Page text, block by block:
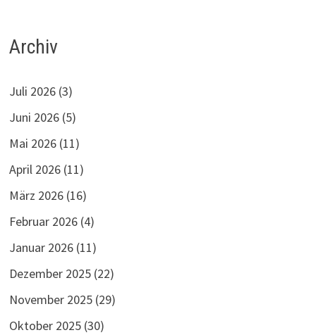
Archiv
Juli 2026 (3)
Juni 2026 (5)
Mai 2026 (11)
April 2026 (11)
März 2026 (16)
Februar 2026 (4)
Januar 2026 (11)
Dezember 2025 (22)
November 2025 (29)
Oktober 2025 (30)